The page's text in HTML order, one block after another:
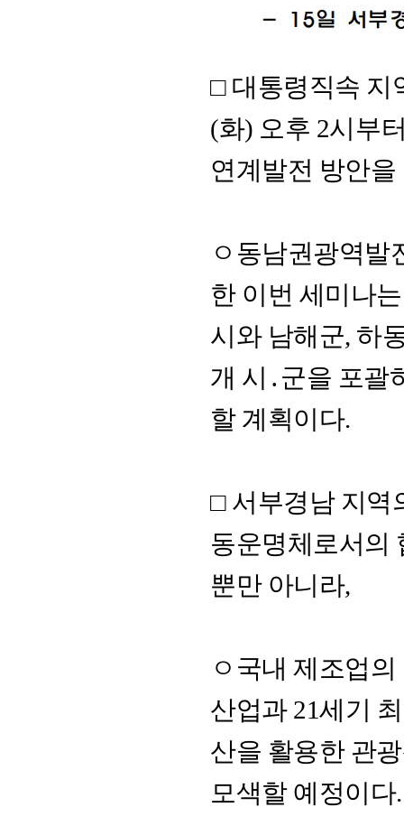
□ 대통령직속 지
(화) 오후 2시부
연계발전 방안
ㅇ동남권광역발
한 이번 세미나
시와 남해군, 하
개 시․군을 포괄
할 계획이다.
□ 서부경남 지역
동운명체로서의
뿐만 아니라,
ㅇ국내 제조업
산업과 21세기
산을 활용한 관
모색할 예정이다.